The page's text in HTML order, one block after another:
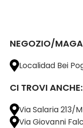
NEGOZIO/
Localidad Bei
CI TROVI ANCHE:
Via Salaria 213/
Via Giovanni